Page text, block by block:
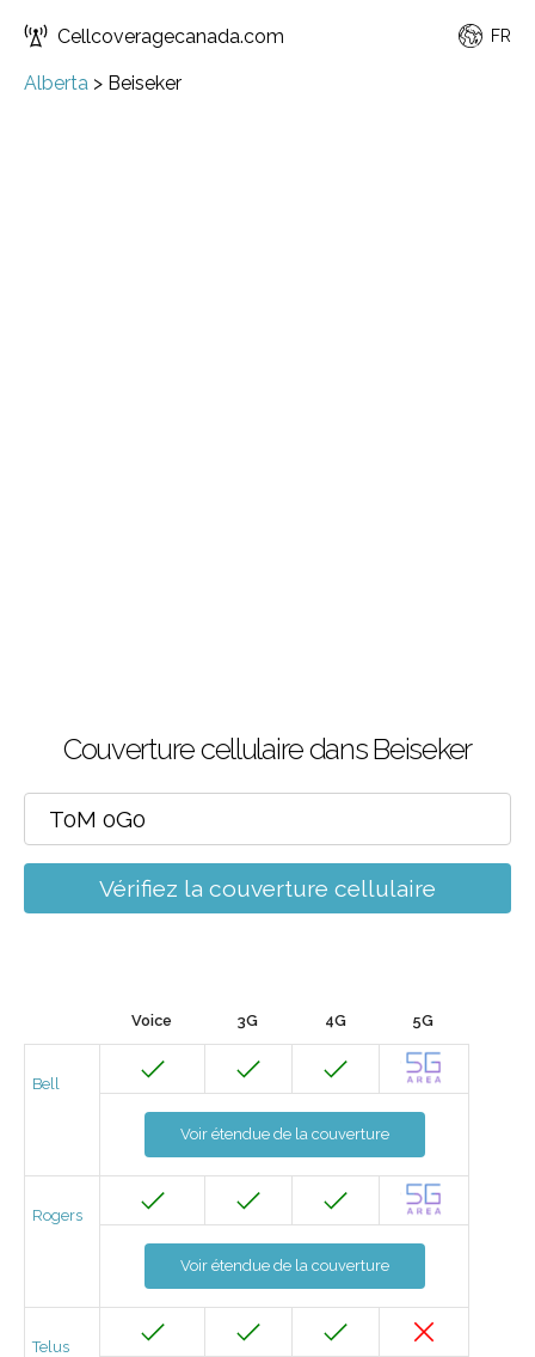
Cellcoveragecanada.com FR
Alberta > Beiseker
Couverture cellulaire dans Beiseker
Vérifiez la couverture cellulaire
Voice 3G 4G 5G
Bell
Voir étendue de la couverture
Rogers
Voir étendue de la couverture
Telus